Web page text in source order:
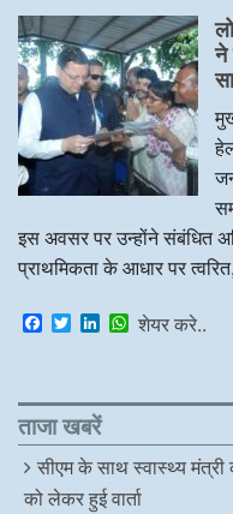
e
b
o
o
k
t
t
e
r
k
e
d
I
n
t
s
A
p
p
ने
इस अवसर पर उन्होंने संबंधित
प्राथमिकता के आधार पर
F
a
b
o
o
k
T
w
t
e
r
L
e
d
I
n
W
s
p
शेयर करे..
ताजा खबरें
सीएम के साथ स्वास्थ्य
को लेकर हुई वार्ता